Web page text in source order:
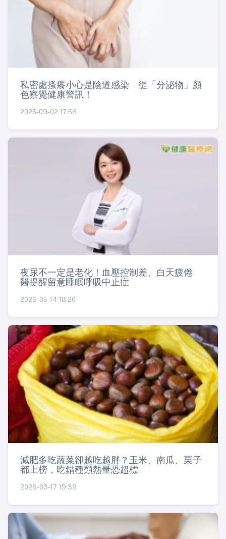
私密處搔癢小心是陰道感染 從「分泌物」顏
色察覺健康警訊！
2025-09-02 17:56
夜尿不一定是老化！血壓控制差、白天疲倦
醫提醒留意睡眠呼吸中止症
2026-05-14 18:20
減肥多吃蔬菜卻越吃越胖？玉米、南瓜、栗子
都上榜，吃錯種類熱量恐超標
2026-03-17 19:39